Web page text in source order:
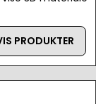
PRODUKTER